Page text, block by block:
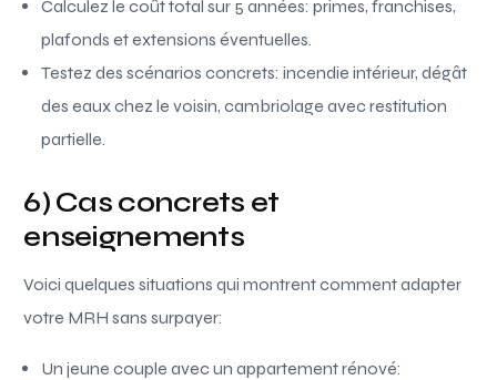
Calculez le coût total sur 5 années: primes, franchises,
plafonds et extensions éventuelles.
Testez des scénarios concrets: incendie intérieur, dégât
des eaux chez le voisin, cambriolage avec restitution
partielle.
6) Cas concrets et
enseignements
Voici quelques situations qui montrent comment adapter
votre MRH sans surpayer:
Un jeune couple avec un appartement rénové: